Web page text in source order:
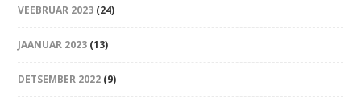
VEEBRUAR 2023 (24)
JAANUAR 2023 (13)
DETSEMBER 2022 (9)